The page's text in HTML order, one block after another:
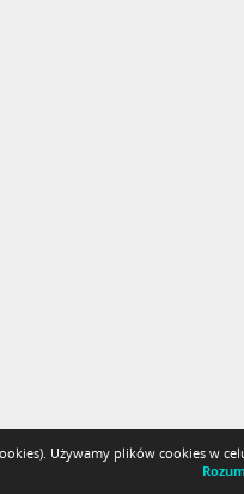
Używamy plików cookies w